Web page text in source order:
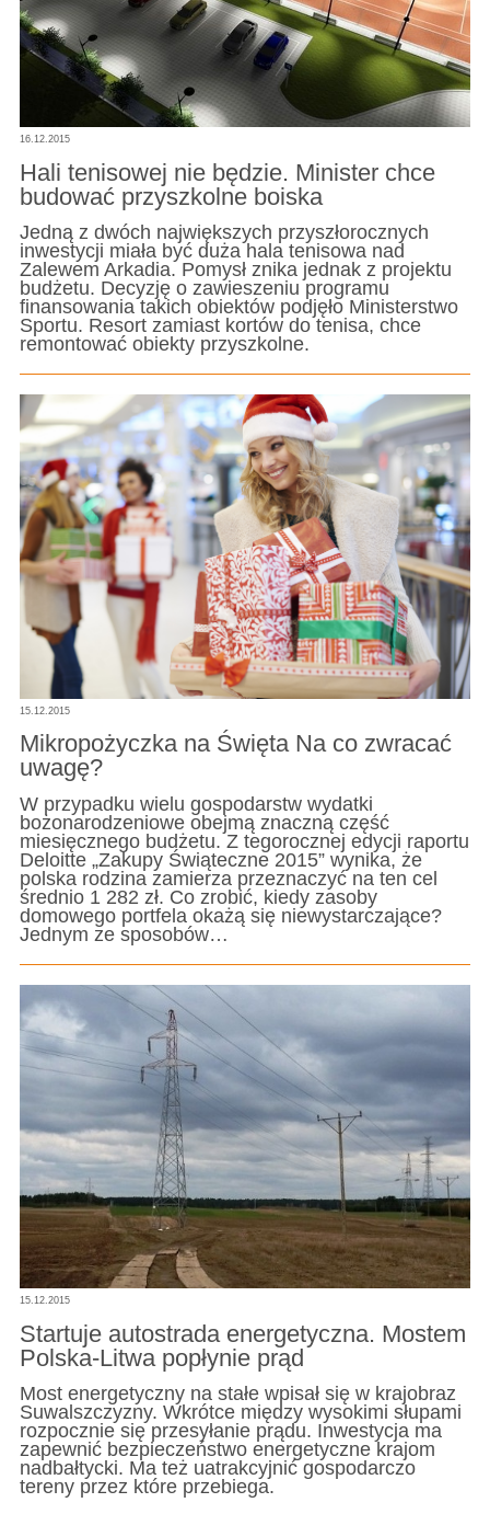
16.12.2015
Hali tenisowej nie będzie. Minister chce
budować przyszkolne boiska
Jedną z dwóch największych przyszłorocznych
inwestycji miała być duża hala tenisowa nad
Zalewem Arkadia. Pomysł znika jednak z projektu
budżetu. Decyzję o zawieszeniu programu
finansowania takich obiektów podjęło Ministerstwo
Sportu. Resort zamiast kortów do tenisa, chce
remontować obiekty przyszkolne.
15.12.2015
Mikropożyczka na Święta Na co zwracać
uwagę?
W przypadku wielu gospodarstw wydatki
bożonarodzeniowe obejmą znaczną część
miesięcznego budżetu. Z tegorocznej edycji raportu
Deloitte „Zakupy Świąteczne 2015” wynika, że
polska rodzina zamierza przeznaczyć na ten cel
średnio 1 282 zł. Co zrobić, kiedy zasoby
domowego portfela okażą się niewystarczające?
Jednym ze sposobów…
15.12.2015
Startuje autostrada energetyczna. Mostem
Polska-Litwa popłynie prąd
Most energetyczny na stałe wpisał się w krajobraz
Suwalszczyzny. Wkrótce między wysokimi słupami
rozpocznie się przesyłanie prądu. Inwestycja ma
zapewnić bezpieczeństwo energetyczne krajom
nadbałtycki. Ma też uatrakcyjnić gospodarczo
tereny przez które przebiega.